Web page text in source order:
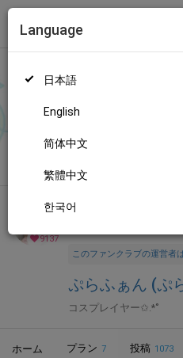
トップ
Language
日本語
English
简体中文
繁體中文
한국어
137人のファン
43秒】一緒に遊んでたらどんど
9137
全年齢向け
このファンクラブの運営者
ぷらふぁん (ぷ
コスプレイヤー✩.*˚
ホーム プラン 7 投稿 1073